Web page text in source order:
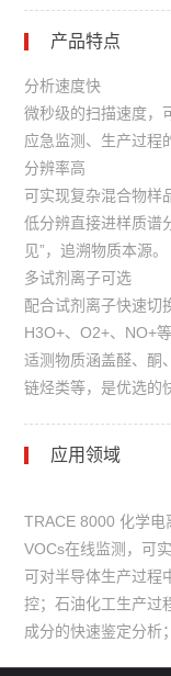
产品特点
分析速度快
微秒级的扫描速度，
应急监测、生产过程
分辨率高
可实现复杂混合物样
低分辨直接进样质谱
见”，追溯物质本源。
多试剂离子可选
配合试剂离子快速切
H3O+、O2+、NO+
适测物质涵盖醛、酮
链烃类等，是优选的
应用领域
TRACE 8000 化学电
VOCs在线监测，可
可对半导体生产过程
控；石油化工生产过
成分的快速鉴定分析